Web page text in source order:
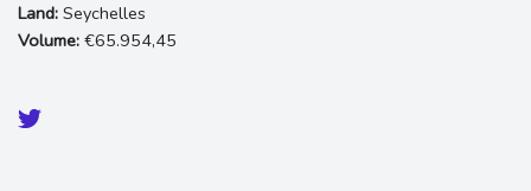
Land: Seychelles
Volume: €65.954,45